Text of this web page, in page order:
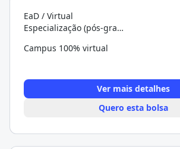
EaD / Virtual
Especialização (pós-graduação)
Campus 100% virtual
Ver mais detalhes
Quero esta bolsa